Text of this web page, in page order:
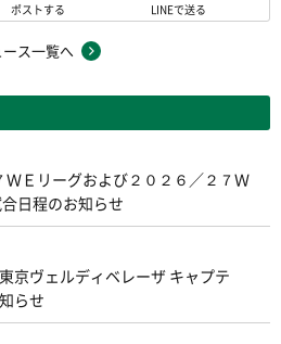
ポストする LINEで送る
ス一覧へ
ＷＥリーグおよび２０２６／２７Ｗ
日程のお知らせ
京ヴェルディベレーザ キャプテ
らせ